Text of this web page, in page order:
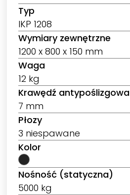
Typ
IKP 1208
Wymiary zewnętrzne
1200 x 800 x 150 mm
Waga
12 kg
Krawędź antypoślizgowa
7 mm
Płozy
3 niespawane
Kolor
Nośność (statyczna)
5000 kg